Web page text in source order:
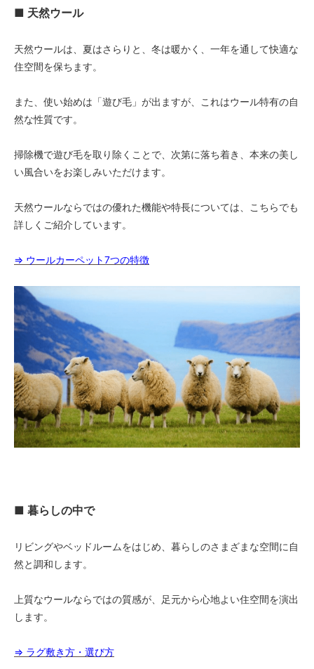
■ 天然ウール
天然ウールは、夏はさらりと、冬は暖かく、一年を通して快適な
住空間を保ちます。
また、使い始めは「遊び毛」が出ますが、これはウール特有の自
然な性質です。
掃除機で遊び毛を取り除くことで、次第に落ち着き、本来の美し
い風合いをお楽しみいただけます。
天然ウールならではの優れた機能や特長については、こちらでも
詳しくご紹介しています。
⇒ ウールカーペット7つの特徴
■ 暮らしの中で
リビングやベッドルームをはじめ、暮らしのさまざまな空間に自
然と調和します。
上質なウールならではの質感が、足元から心地よい住空間を演出
します。
⇒ ラグ敷き方・選び方